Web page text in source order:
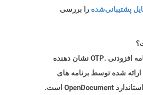
پشتیبانی‌شده را بررسی
پرونده هایی با برنامه افزودنی .OTP نشان دهنده
ارائه شده توسط برنامه های
کاربردی در قالب استاندارد OpenDocument است.